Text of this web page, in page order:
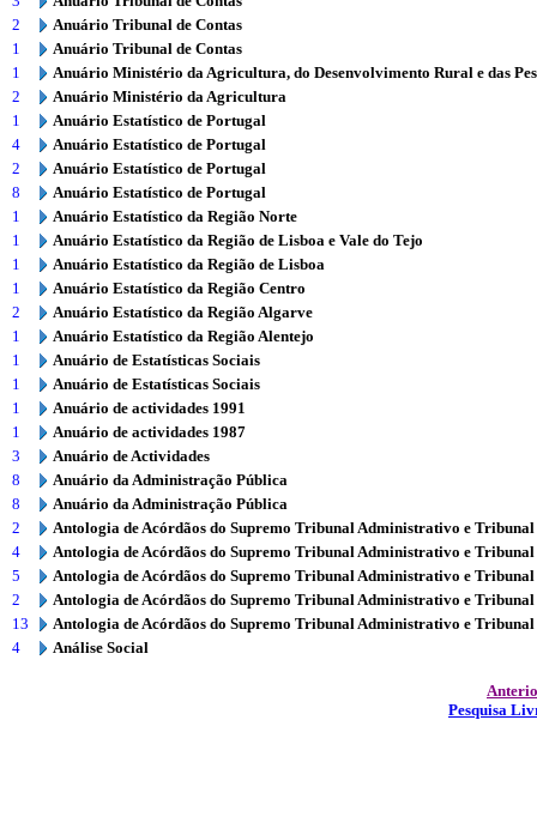
2
Anuário Tribunal de Contas
1
Anuário Tribunal de Contas
1
Anuário Ministério da Agricultura, do Desenvolvimento Rural e das
2
Anuário Ministério da Agricultura
1
Anuário Estatístico de Portugal
4
Anuário Estatístico de Portugal
2
Anuário Estatístico de Portugal
8
Anuário Estatístico de Portugal
1
Anuário Estatístico da Região Norte
1
Anuário Estatístico da Região de Lisboa e Vale do Tejo
1
Anuário Estatístico da Região de Lisboa
1
Anuário Estatístico da Região Centro
2
Anuário Estatístico da Região Algarve
1
Anuário Estatístico da Região Alentejo
1
Anuário de Estatísticas Sociais
1
Anuário de Estatísticas Sociais
1
Anuário de actividades 1991
1
Anuário de actividades 1987
3
Anuário de Actividades
8
Anuário da Administração Pública
8
Anuário da Administração Pública
2
Antologia de Acórdãos do Supremo Tribunal Administrativo e
4
Antologia de Acórdãos do Supremo Tribunal Administrativo e
5
Antologia de Acórdãos do Supremo Tribunal Administrativo e
2
Antologia de Acórdãos do Supremo Tribunal Administrativo e
13
Antologia de Acórdãos do Supremo Tribunal Administrativo e
4
Análise Social
Pesquisa